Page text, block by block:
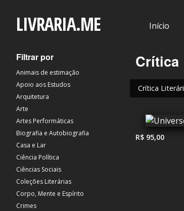
LIVRARIA.ME Início
Filtrar por
Animais de estimação
Apoio aos Estudos
Arquitetura
Arte
Artes Performáticas
Biografia e Autobiografia
Casa e Lar
Ciência Política
Ciências Sociais
Coleções Literárias
Corpo, Mente e Espírito
Crimes
Crítica
Crítica
R$ 95,00